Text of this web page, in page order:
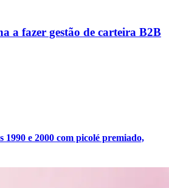
a fazer gestão de carteira B2B
1990 e 2000 com picolé premiado,